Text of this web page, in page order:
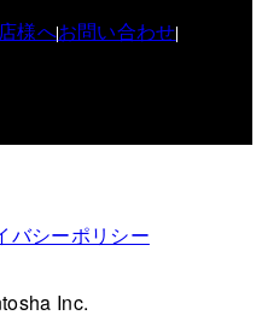
様へお問い合わせ
バシーポリシー
Inc.